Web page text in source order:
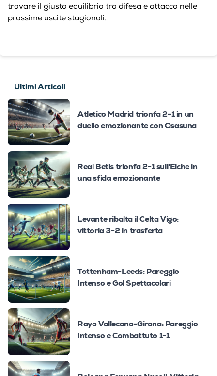
trovare il giusto equilibrio tra difesa e attacco nelle
prossime uscite stagionali.
Ultimi Articoli
Atletico Madrid trionfa 2-1 in un
duello emozionante con Osasuna
Real Betis trionfa 2-1 sull'Elche in
una sfida emozionante
Levante ribalta il Celta Vigo:
vittoria 3-2 in trasferta
Tottenham-Leeds: Pareggio
Intenso e Gol Spettacolari
Rayo Vallecano-Girona: Pareggio
Intenso e Combattuto 1-1